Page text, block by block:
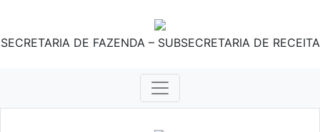
SECRETARIA DE FAZENDA – SUBSECRETARIA DE RECEITA